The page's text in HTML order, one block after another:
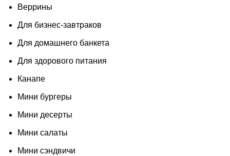
Веррины
Для бизнес-завтраков
Для домашнего банкета
Для здорового питания
Канапе
Мини бургеры
Мини десерты
Мини салаты
Мини сэндвичи